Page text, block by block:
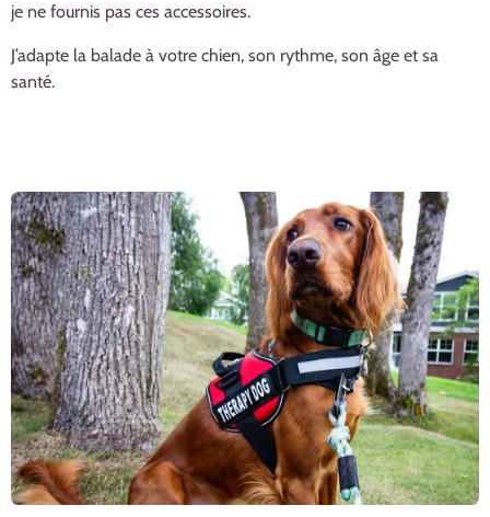
je ne fournis pas ces accessoires.
J’adapte la balade à votre chien, son rythme, son âge et sa
santé.